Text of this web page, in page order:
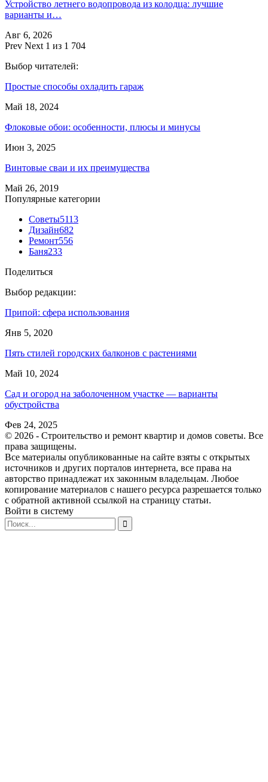
Устройство летнего водопровода из колодца: лучшие
варианты и…
Авг 6, 2026
Prev Next 1 из 1 704
Выбор читателей:
Простые способы охладить гараж
Май 18, 2024
Флоковые обои: особенности, плюсы и минусы
Июн 3, 2025
Винтовые сваи и их преимущества
Май 26, 2019
Популярные категории
Советы5113
Дизайн682
Ремонт556
Баня233
Поделиться
Выбор редакции:
Припой: сфера использования
Янв 5, 2020
Пять стилей городских балконов с растениями
Май 10, 2024
Сад и огород на заболоченном участке — варианты
обустройства
Фев 24, 2025
© 2026 - Строительство и ремонт квартир и домов советы. Все
права защищены.
Все материалы опубликованные на сайте взяты с открытых
источников и других порталов интернета, все права на
авторство принадлежат их законным владельцам. Любое
копирование материалов с нашего ресурса разрешается только
с обратной активной ссылкой на страницу статьи.
Войти в систему